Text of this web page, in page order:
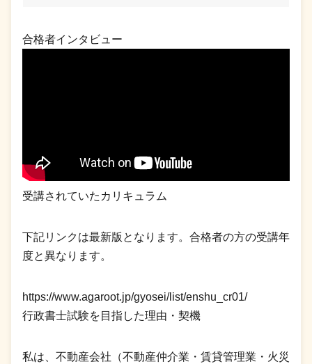
合格者インタビュー
受講されていたカリキュラム
下記リンクは最新版となります。合格者の方の受講年
度と異なります。
https://www.agaroot.jp/gyosei/list/enshu_cr01/
行政書士試験を目指した理由・契機
私は、不動産会社（不動産仲介業・賃貸管理業・火災